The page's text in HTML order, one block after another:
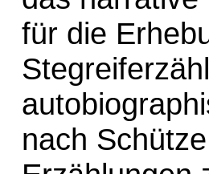
für die
nach